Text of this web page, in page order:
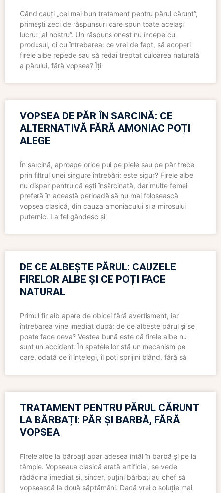
Când cauți „cel mai bun tratament pentru părul cărunt”,
primești zeci de răspunsuri care spun toate același
lucru: „al nostru”. Un răspuns onest nu începe cu
produsul, ci cu întrebarea: ce vrei de fapt, să acoperi
firele albe repede sau să redai treptat culoarea naturală
a părului, fără vopsea? Îți
VOPSEA DE PĂR ÎN SARCINĂ: CE
ALTERNATIVĂ FĂRĂ AMONIAC POȚI
ALEGE
În sarcină, aproape orice pui pe piele sau pe păr trece
prin filtrul unei singure întrebări: este sigur? Firele albe
nu dispar pentru că ești însărcinată, dar multe femei
preferă în această perioadă să nu mai folosească
vopsea clasică, din cauza amoniacului și a mirosului
puternic. La fel gândesc și
DE CE ALBEȘTE PĂRUL: CAUZELE
FIRELOR ALBE ȘI CE POȚI FACE
NATURAL
Primul fir alb apare de obicei fără avertisment, iar
întrebarea vine imediat după: de ce albește părul și se
poate face ceva? Vestea bună este că firele albe nu
sunt un accident. În spatele lor stă un mecanism pe
care, odată ce îl înțelegi, îl poți sprijini blând, fără să
TRATAMENT PENTRU PĂRUL CĂRUNT
LA BĂRBAȚI: PĂR ȘI BARBĂ, FĂRĂ
VOPSEA
Firele albe la bărbați apar adesea întâi în barbă și pe la
tâmple. Vopseaua clasică arată artificial, se vede
rădăcina imediat și, sincer, puțini bărbați au chef să
vopsească la două săptămâni. Dacă vrei o soluție mai